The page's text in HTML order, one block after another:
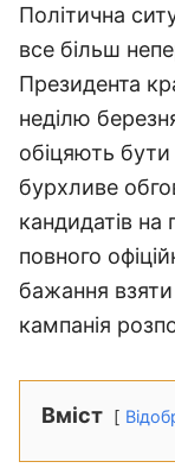
Політична
все більш
Президента
неділю
обіцяють
бурхливе
кандидатів
повного
бажання
кампанія
Вміст